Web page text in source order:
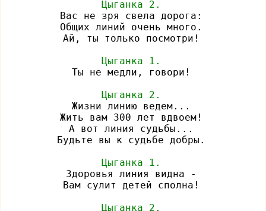
Цыганка 2.
Вас не зря свела дорога:
Общих линий очень много.
Ай, ты только посмотри!
Цыганка 1.
Ты не медли, говори!
Цыганка 2.
Жизни линию ведем...
Жить вам 300 лет вдвоем!
А вот линия судьбы...
Будьте вы к судьбе добры.
Цыганка 1.
Здоровья линия видна -
Вам сулит детей сполна!
Цыганка 2.